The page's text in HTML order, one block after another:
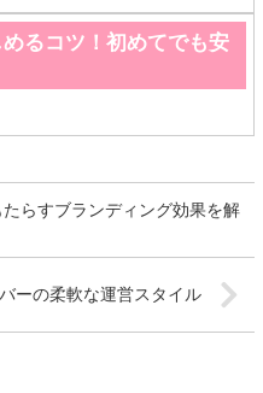
るコツ！初めてでも安
らすブランディング効果を解
ーの柔軟な運営スタイル